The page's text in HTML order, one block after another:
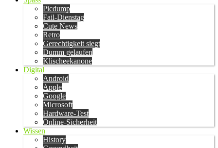
Picdump
Fail-Dienstag
Cute News
Retro
Gerechtigkeit siegt
Dumm gelaufen
Klischeekanone
Digital
Android
Apple
Google
Microsoft
Hardware-Test
Online-Sicherheit
Wissen
History